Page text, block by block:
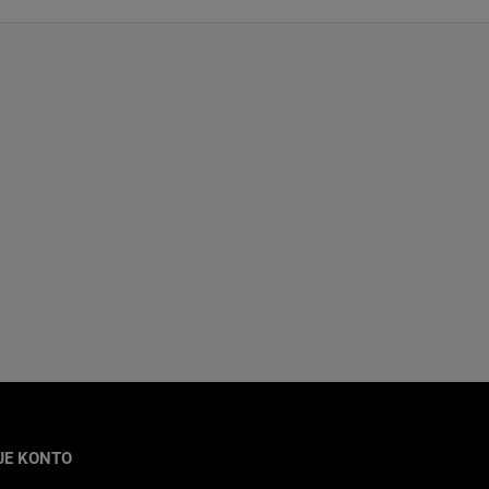
KONTO